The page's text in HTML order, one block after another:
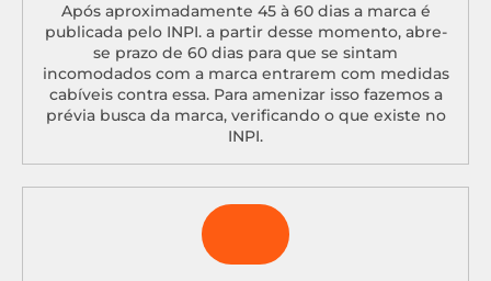
Após aproximadamente 45 à 60 dias a marca é
publicada pelo INPI. a partir desse momento, abre-
se prazo de 60 dias para que se sintam
incomodados com a marca entrarem com medidas
cabíveis contra essa. Para amenizar isso fazemos a
prévia busca da marca, verificando o que existe no
INPI.